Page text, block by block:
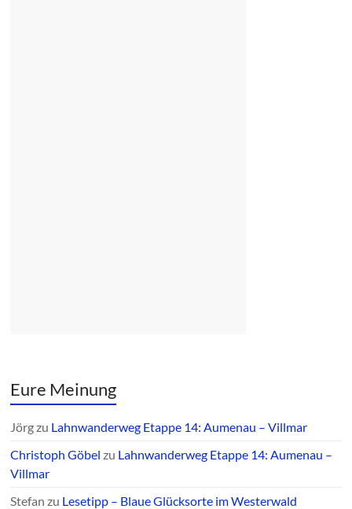
Eure Meinung
Jörgzu Lahnwanderweg Etappe 14: Aumenau – Villmar
Christoph Göbel zu Lahnwanderweg Etappe 14: Aumenau –
Villmar
Stefan zu Lesetipp – Blaue Glücksorte im Westerwald